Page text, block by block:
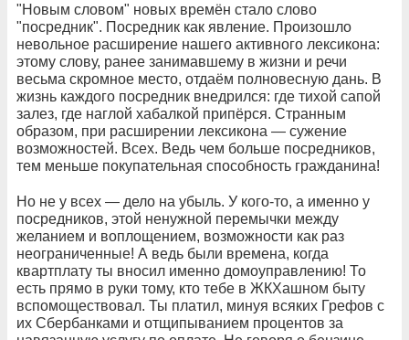
"Новым словом" новых времён стало слово
"посредник". Посредник как явление. Произошло
невольное расширение нашего активного лексикона:
этому слову, ранее занимавшему в жизни и речи
весьма скромное место, отдаём полновесную дань. В
жизнь каждого посредник внедрился: где тихой сапой
залез, где наглой хабалкой припёрся. Странным
образом, при расширении лексикона — сужение
возможностей. Всех. Ведь чем больше посредников,
тем меньше покупательная способность гражданина!
Но не у всех — дело на убыль. У кого-то, а именно у
посредников, этой ненужной перемычки между
желанием и воплощением, возможности как раз
неограниченные! А ведь были времена, когда
квартплату ты вносил именно домоуправлению! То
есть прямо в руки тому, кто тебе в ЖКХашном быту
вспомоществовал. Ты платил, минуя всяких Грефов с
их Сбербанками и отщипыванием процентов за